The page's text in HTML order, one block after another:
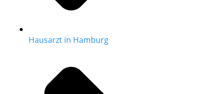
Hausarzt in Hamburg